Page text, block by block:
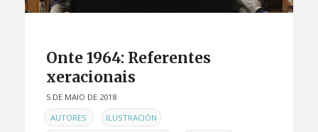
Onte 1964: Referentes
xeracionais
5 DE MAIO DE 2018
ENAUTORES , ILUSTRACIÓN ,